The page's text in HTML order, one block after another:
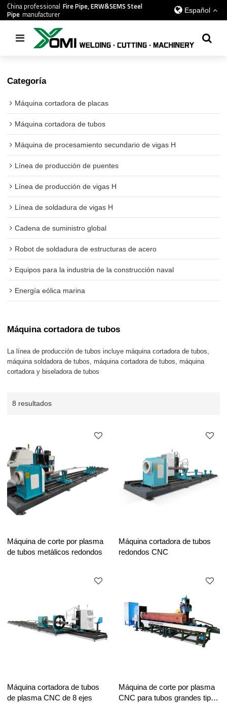
China professional Fire Pipe, ERW&SEMS Steel
Pipe manufacturer Español
todos / Máquina cortadora de tubos
Categoría
Máquina cortadora de placas
Máquina cortadora de tubos
Máquina de procesamiento secundario de vigas H
Línea de producción de puentes
Línea de producción de vigas H
Línea de soldadura de vigas H
Cadena de suministro global
Robot de soldadura de estructuras de acero
Equipos para la industria de la construcción naval
Energía eólica marina
Máquina cortadora de tubos
La línea de producción de tubos incluye máquina cortadora de tubos,
máquina soldadora de tubos, máquina cortadora de tubos, máquina
cortadora y biseladora de tubos
8 resultados
Máquina de corte por plasma
de tubos metálicos redondos
Máquina cortadora de tubos
redondos CNC
Máquina cortadora de tubos
de plasma CNC de 8 ejes
Máquina de corte por plasma
CNC para tubos grandes tipo